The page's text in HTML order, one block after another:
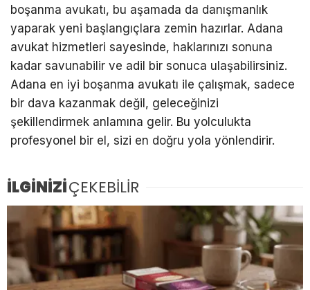
boşanma avukatı, bu aşamada da danışmanlık
yaparak yeni başlangıçlara zemin hazırlar. Adana
avukat hizmetleri sayesinde, haklarınızı sonuna
kadar savunabilir ve adil bir sonuca ulaşabilirsiniz.
Adana en iyi boşanma avukatı ile çalışmak, sadece
bir dava kazanmak değil, geleceğinizi
şekillendirmek anlamına gelir. Bu yolculukta
profesyonel bir el, sizi en doğru yola yönlendirir.
İLGİNİZİÇEKEBİLİR